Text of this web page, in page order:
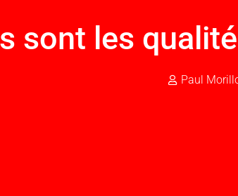
sont les
Paul